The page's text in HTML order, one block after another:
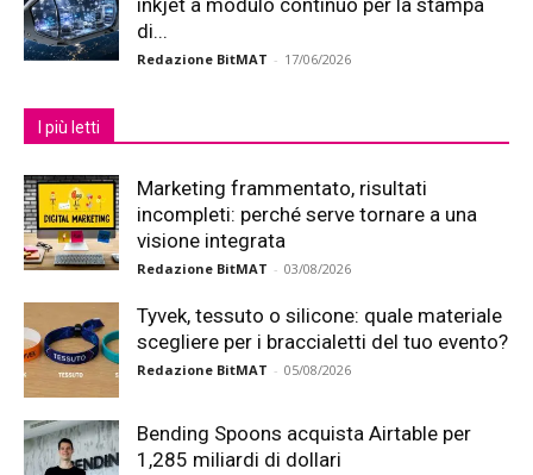
inkjet a modulo continuo per la stampa
di...
Redazione BitMAT - 17/06/2026
I più letti
Marketing frammentato, risultati
incompleti: perché serve tornare a una
visione integrata
Redazione BitMAT - 03/08/2026
Tyvek, tessuto o silicone: quale materiale
scegliere per i braccialetti del tuo evento?
Redazione BitMAT - 05/08/2026
Bending Spoons acquista Airtable per
1,285 miliardi di dollari